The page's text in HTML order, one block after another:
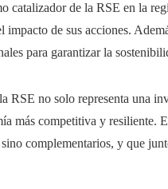
catalizador de la RSE en la
de sus acciones.
para garantizar la
RSE no solo representa una
más competitiva y resiliente.
complementarios, y que